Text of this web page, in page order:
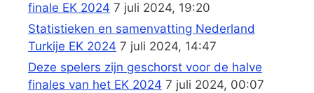
finale EK 2024 7 juli 2024, 19:20
Statistieken en samenvatting Nederland
Turkije EK 2024 7 juli 2024, 14:47
Deze spelers zijn geschorst voor de halve
finales van het EK 2024 7 juli 2024, 00:07